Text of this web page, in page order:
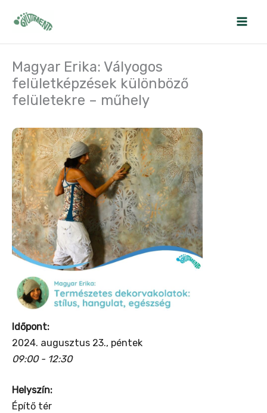
Magyar Erika: Vályogos
felületképzések különböző
felületekre – műhely
Időpont:
2024. augusztus 23., péntek
09:00 - 12:30
Helyszín:
Építő tér